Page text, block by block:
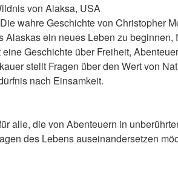
von Alaksa, USA
wahre Geschichte von Christopher
Alaskas ein neues Leben zu beginnen,
eine Geschichte über Freiheit,
stellt Fragen über den Wert von
nach Einsamkeit.
alle, die von Abenteuern in
des Lebens auseinandersetzen